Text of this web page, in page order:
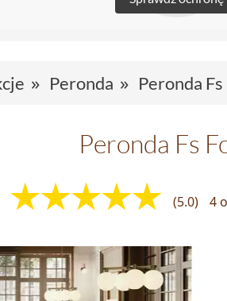
Peronda Peronda
Peronda Fs
(5.0) 4